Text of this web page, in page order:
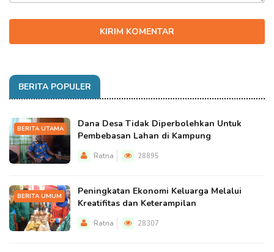
KIRIM KOMENTAR
BERITA POPULER
BERITA UTAMA
Dana Desa Tidak Diperbolehkan Untuk
Pembebasan Lahan di Kampung
Ratna 28895
BERITA UMUM
Peningkatan Ekonomi Keluarga Melalui
Kreatifitas dan Keterampilan
Ratna 28307